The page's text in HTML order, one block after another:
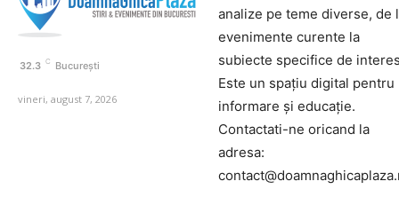
32.3 C București
vineri, august 7, 2026
analize pe teme diverse, de
evenimente curente la
subiecte specifice de
Este un spațiu digital pentru
informare și educație.
Contactati-ne oricand la
adresa: